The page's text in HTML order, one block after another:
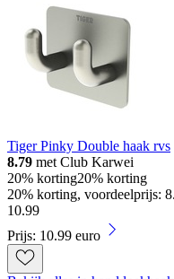
Tiger Pinky Double haak rvs
8.79 met Club Karwei
20% korting20% korting
20% korting, voordeelprijs:
10.99
Prijs: 10.99 euro